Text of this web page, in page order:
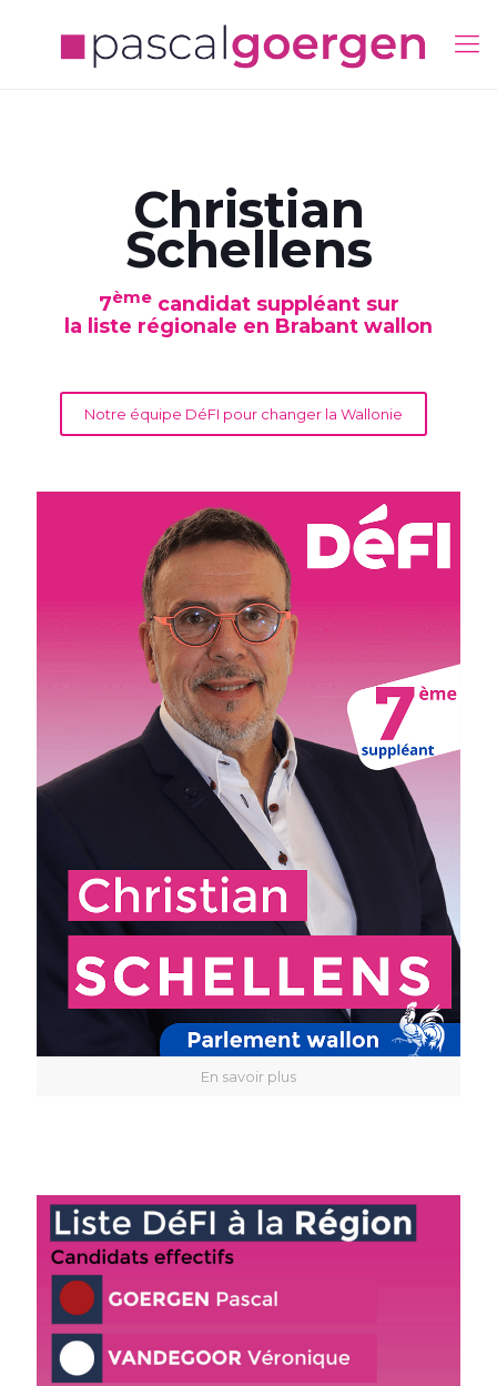
Christian
Schellens
7èmecandidat suppléant sur
la liste régionale en Brabant wallon
Notre équipe DéFI pour changer la Wallonie
En savoir plus